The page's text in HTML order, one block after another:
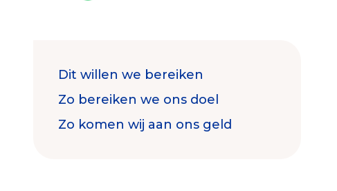
Dit willen we bereiken
Zo bereiken we ons doel
Zo komen wij aan ons geld